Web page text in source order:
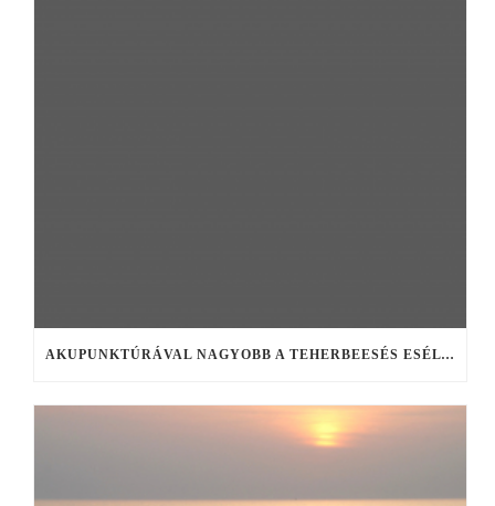
AKUPUNKTÚRÁVAL NAGYOBB A TEHERBEESÉS ESÉLYE